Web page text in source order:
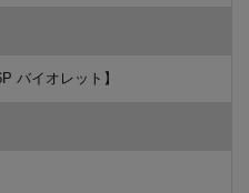
バイオレット】